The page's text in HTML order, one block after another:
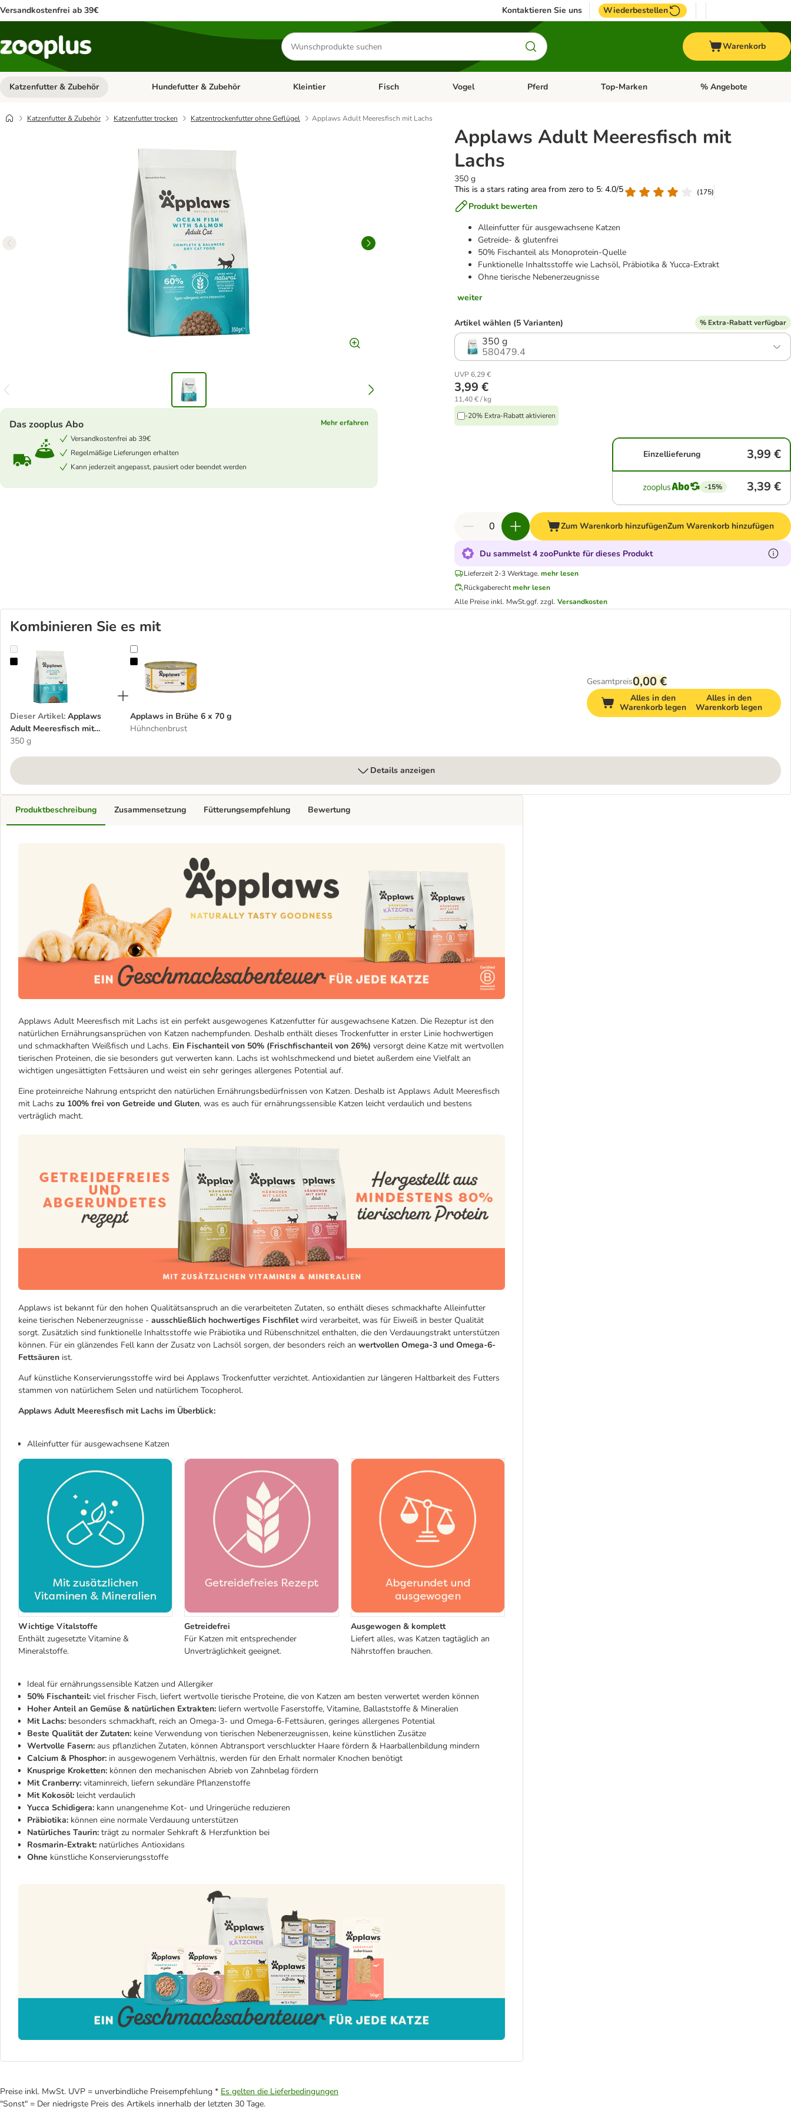
Versandkostenfrei ab 39€ Kontaktieren Sie uns Wiederbestellen
Produkte
suchen
Warenkorb
Katzenfutter & Zubehör Kategorie-Menü öffnen: Katzenfutter & Zubehör
Hundefutter & Zubehör Kategorie-Menü öffnen: Hundefutter & Zubehör
Kleintier Kategorie-Menü öffnen: Kleintier
Fisch Kategorie-Menü öffnen: Fisch
Vogel Kategorie-Menü öffnen: Vogel
Pferd Kategorie-Menü öffnen: Pferd
Top-Marken Kategorie-Menü öffnen:
% Angebote
Katzenfutter & Zubehör Katzenfutter trocken Katzentrockenfutter ohne Geflügel Applaws Adult Meeresfisch mit Lachs
Applaws Adult Meeresfisch mit
Lachs
350 g
This is a stars rating area from zero to 5: 4.0/5
(175)
Produkt bewerten
Alleinfutter für ausgewachsene Katzen
Getreide- & glutenfrei
50% Fischanteil als Monoprotein-Quelle
Funktionelle Inhaltsstoffe wie Lachsöl, Präbiotika & Yucca-Extrakt
Ohne tierische Nebenerzeugnisse
weiter
Das zooplus Abo
Mehr erfahren
Versandkostenfrei ab 39€
Regelmäßige Lieferungen erhalten
Kann jederzeit angepasst, pausiert oder beendet werden
Artikel wählen (5 Varianten) % Extra-Rabatt verfügbar
350 g
580479.4
UVP 6,29 €
3,99 €
11,40 € / kg
-20% Extra-Rabatt aktivieren
Einzellieferung 3,99 €
-15% 3,39 €
Zum Warenkorb hinzufügenZum Warenkorb hinzufügen
Du sammelst 4 zooPunkte für dieses Produkt
Lieferzeit 2-3 Werktage. mehr lesen
Rückgaberechtmehr lesen
Alle Preise inkl. MwSt.ggf. zzgl.Versandkosten
Kombinieren Sie es mit
Applaws Adult Meeresfisch mit Lachs
Dieser Artikel: Applaws
Adult Meeresfisch mit
Lachs
350 g
Applaws in Brühe 6 x 70 g
Applaws in Brühe 6 x 70 g
Hühnchenbrust
Gesamtpreis0,00 €
Alles in den
Warenkorb legen
Alles in den
Warenkorb legen
Details anzeigen
Produktbeschreibung
Applaws Adult Meeresfisch mit Lachs ist ein perfekt ausgewogenes Katzenfutter für ausgewachsene Katzen. Die Rezeptur ist den
natürlichen Ernährungsansprüchen von Katzen nachempfunden. Deshalb enthält dieses Trockenfutter in erster Linie hochwertigen
und schmackhaften Weißfisch und Lachs. Ein Fischanteil von 50% (Frischfischanteil von 26%) versorgt deine Katze mit wertvollen
tierischen Proteinen, die sie besonders gut verwerten kann. Lachs ist wohlschmeckend und bietet außerdem eine Vielfalt an
wichtigen ungesättigten Fettsäuren und weist ein sehr geringes allergenes Potential auf.
Eine proteinreiche Nahrung entspricht den natürlichen Ernährungsbedürfnissen von Katzen. Deshalb ist Applaws Adult Meeresfisch
mit Lachs zu 100% frei von Getreide und Gluten, was es auch für ernährungssensible Katzen leicht verdaulich und bestens
verträglich macht.
Applaws ist bekannt für den hohen Qualitätsanspruch an die verarbeiteten Zutaten, so enthält dieses schmackhafte Alleinfutter
keine tierischen Nebenerzeugnisse - ausschließlich hochwertiges Fischfiletwird verarbeitet, was für Eiweiß in bester Qualität
sorgt. Zusätzlich sind funktionelle Inhaltsstoffe wie Präbiotika und Rübenschnitzel enthalten, die den Verdauungstrakt unterstützen
können. Für ein glänzendes Fell kann der Zusatz von Lachsöl sorgen, der besonders reich an wertvollen Omega-3 und Omega-6-
Fettsäuren ist.
Auf künstliche Konservierungsstoffe wird bei Applaws Trockenfutter verzichtet. Antioxidantien zur längeren Haltbarkeit des Futters
stammen von natürlichem Selen und natürlichem Tocopherol.
Applaws Adult Meeresfisch mit Lachs im Überblick:
Alleinfutter für ausgewachsene Katzen
Wichtige Vitalstoffe
Enthält zugesetzte Vitamine &
Mineralstoffe.
Getreidefrei
Für Katzen mit entsprechender
Unverträglichkeit geeignet.
Ausgewogen & komplett
Liefert alles, was Katzen tagtäglich an
Nährstoffen brauchen.
Ideal für ernährungssensible Katzen und Allergiker
50% Fischanteil: viel frischer Fisch, liefert wertvolle tierische Proteine, die von Katzen am besten verwertet werden können
Hoher Anteil an Gemüse & natürlichen Extrakten: liefern wertvolle Faserstoffe, Vitamine, Ballaststoffe & Mineralien
Mit Lachs: besonders schmackhaft, reich an Omega-3- und Omega-6-Fettsäuren, geringes allergenes Potential
Beste Qualität der Zutaten: keine Verwendung von tierischen Nebenerzeugnissen, keine künstlichen Zusätze
Wertvolle Fasern: aus pflanzlichen Zutaten, können Abtransport verschluckter Haare fördern & Haarballenbildung mindern
Calcium & Phosphor: in ausgewogenem Verhältnis, werden für den Erhalt normaler Knochen benötigt
Knusprige Kroketten: können den mechanischen Abrieb von Zahnbelag fördern
Mit Cranberry: vitaminreich, liefern sekundäre Pflanzenstoffe
Mit Kokosöl: leicht verdaulich
Yucca Schidigera: kann unangenehme Kot- und Uringerüche reduzieren
Präbiotika: können eine normale Verdauung unterstützen
Natürliches Taurin: trägt zu normaler Sehkraft & Herzfunktion bei
Rosmarin-Extrakt: natürliches Antioxidans
Ohne künstliche Konservierungsstoffe
Zusammensetzung Fütterungsempfehlung Bewertung
Preise inkl. MwSt. UVP = unverbindliche Preisempfehlung * Es gelten die Lieferbedingungen
"Sonst" = Der niedrigste Preis des Artikels innerhalb der letzten 30 Tage.